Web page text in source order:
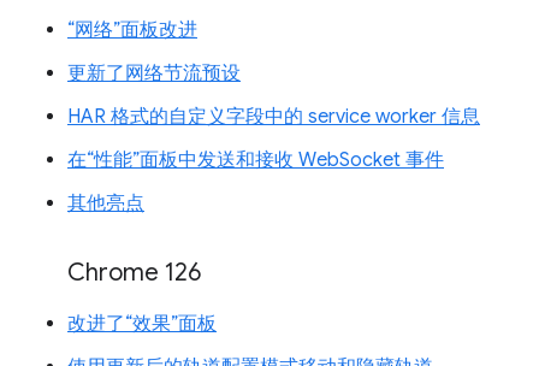
“网络”面板改进
更新了网络节流预设
HAR 格式的自定义字段中的 service worker 信息
在“性能”面板中发送和接收 WebSocket 事件
其他亮点
Chrome 126
改进了“效果”面板